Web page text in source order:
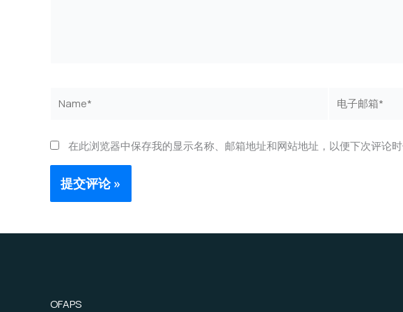
子
箱
在此浏览器中保存我的显示名称、邮箱地址和网站地址，以便下次评论时
OFAPS